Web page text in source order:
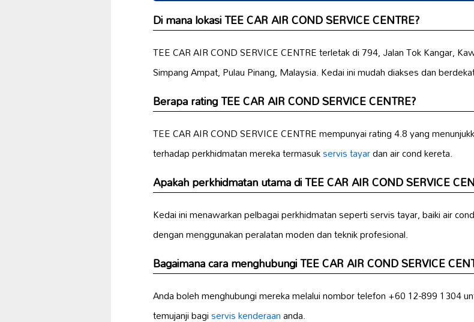
Di mana lokasi TEE CAR AIR COND SERVICE CENTRE?
TEE CAR AIR COND SERVICE CENTRE terletak di 794, Jalan Tok Kangar,
Simpang Ampat, Pulau Pinang, Malaysia. Kedai ini mudah diakses dan
Berapa rating TEE CAR AIR COND SERVICE CENTRE?
TEE CAR AIR COND SERVICE CENTRE mempunyai rating 4.8 yang
terhadap perkhidmatan mereka termasukservis tayardan air cond kereta.
Apakah perkhidmatan utama di TEE CAR AIR COND SERVICE
Kedai ini menawarkan pelbagai perkhidmatan seperti servis tayar, baiki air
dengan menggunakan peralatan moden dan teknik profesional.
Bagaimana cara menghubungi TEE CAR AIR COND SERVICE
Anda boleh menghubungi mereka melalui nombor telefon +60 12-899 1304
temujanji bagiservis kenderaananda.